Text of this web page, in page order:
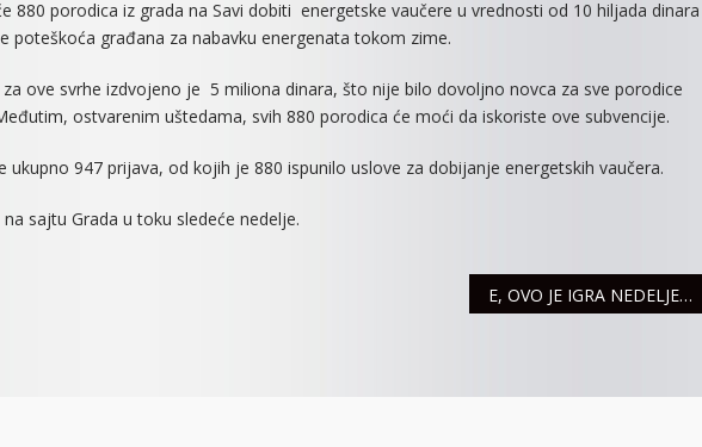
ENERGIJE
OBEZBEĐENO
3,5
MILIONA
ZA
VAUČERE
880 porodica iz grada na Savi dobiti energetske vaučere u vrednosti od 10 hiljada dinara
poteškoća građana za nabavku energenata tokom zime.
ove svrhe izdvojeno je 5 miliona dinara, što nije bilo dovoljno novca za sve porodice
ostvarenim uštedama, svih 880 porodica će moći da iskoriste ove subvencije.
ukupno 947 prijava, od kojih je 880 ispunilo uslove za dobijanje energetskih vaučera.
sajtu Grada u toku sledeće nedelje.
E, OVO JE IGRA NEDELJE: 2.700 POKLON SPINOVA JE SPREMNO – vreme je da preuzmeš svoj deo